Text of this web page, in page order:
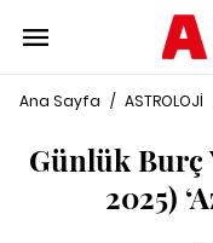
Ana Sayfa / ASTROLOJİ
Günlük Burç
2025)